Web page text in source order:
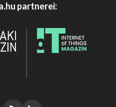
partnerei: